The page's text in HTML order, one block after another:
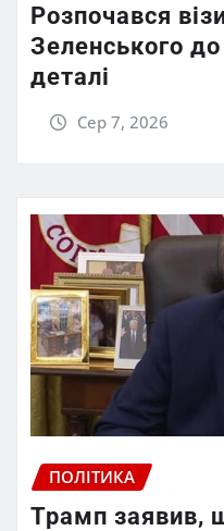
Розпочався
Зеленського до
деталі
Сер 7, 2026
ПОЛІТИКА
Трамп